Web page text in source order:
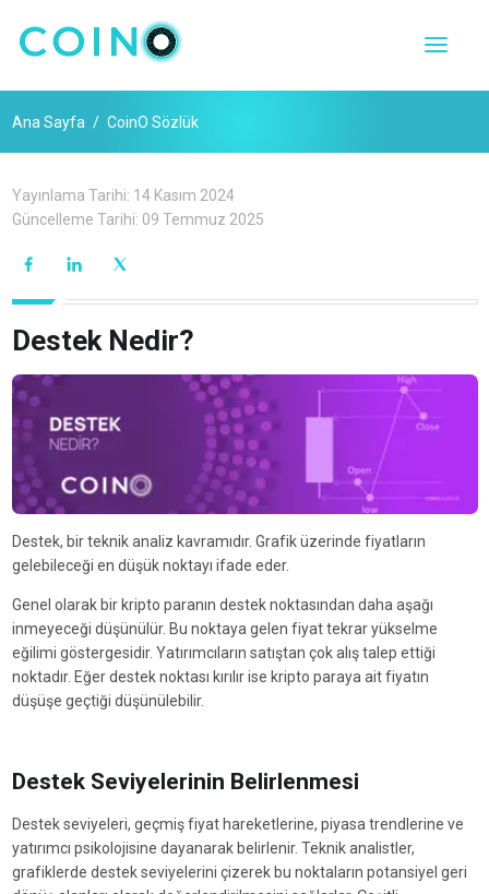
Ana Sayfa CoinO Sözlük
Yayınlama Tarihi: 14 Kasım 2024
Güncelleme Tarihi: 09 Temmuz 2025
Destek Nedir?
Destek, bir teknik analiz kavramıdır. Grafik üzerinde fiyatların
gelebileceği en düşük noktayı ifade eder.
Genel olarak bir kripto paranın destek noktasından daha aşağı
inmeyeceği düşünülür. Bu noktaya gelen fiyat tekrar yükselme
eğilimi göstergesidir. Yatırımcıların satıştan çok alış talep ettiği
noktadır. Eğer destek noktası kırılır ise kripto paraya ait fiyatın
düşüşe geçtiği düşünülebilir.
Destek Seviyelerinin Belirlenmesi
Destek seviyeleri, geçmiş fiyat hareketlerine, piyasa trendlerine ve
yatırımcı psikolojisine dayanarak belirlenir. Teknik analistler,
grafiklerde destek seviyelerini çizerek bu noktaların potansiyel geri